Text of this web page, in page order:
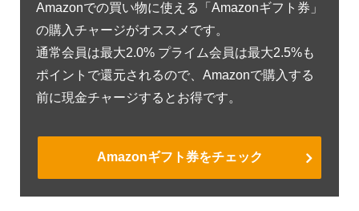
Amazonでの買い物に使える「Amazonギフト券」
の購入チャージがオススメです。
通常会員は最大2.0% プライム会員は最大2.5%も
ポイントで還元されるので、Amazonで購入する
前に現金チャージするとお得です。
Amazonギフト券をチェック